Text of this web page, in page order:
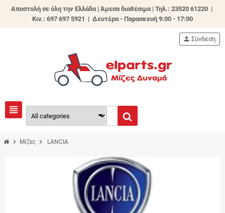
Αποστολή σε όλη την Ελλάδα | Άμεσα διαθέσιμα | Τηλ.: 23520 61220 |
Κιν.: 697 697 5921 | Δευτέρα - Παρασκευή 9:00 - 17:00
view_headline
person Σύνδεση
chevron_right Μίζες chevron_right LANCIA